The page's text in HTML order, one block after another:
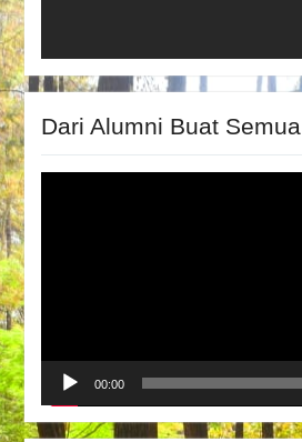
Dari Alumni Buat Semua
00:00